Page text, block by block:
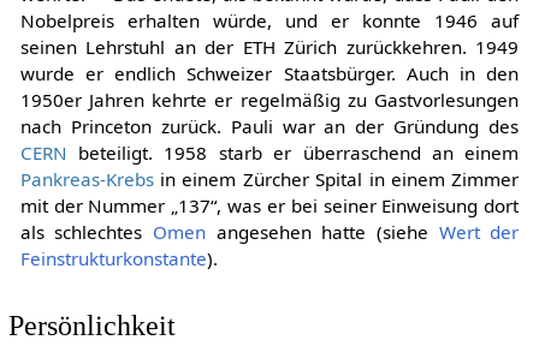
Nobelpreis erhalten würde, und er konnte 1946 auf
seinen Lehrstuhl an der ETH Zürich zurückkehren. 1949
wurde er endlich Schweizer Staatsbürger. Auch in den
1950er Jahren kehrte er regelmäßig zu Gastvorlesungen
nach Princeton zurück. Pauli war an der Gründung des
CERN beteiligt. 1958 starb er überraschend an einem
Pankreas-Krebsin einem Zürcher Spital in einem Zimmer
mit der Nummer „137“, was er bei seiner Einweisung dort
als schlechtes Omen angesehen hatte (siehe Wert der
Feinstrukturkonstante).
Persönlichkeit